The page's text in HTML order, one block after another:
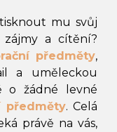
mu svůj
zájmy a cítění?
předměty,
a uměleckou
o žádné levné
předměty. Celá
právě na vás,